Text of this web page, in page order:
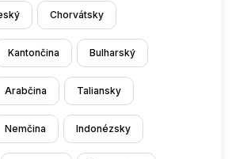
Chorvátsky
Kantončina Bulharský
Arabčina Taliansky
Nemčina Indonézsky